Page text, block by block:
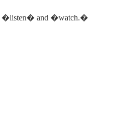
�listen� and �watch.�